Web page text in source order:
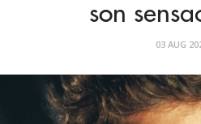
son
03 AUG